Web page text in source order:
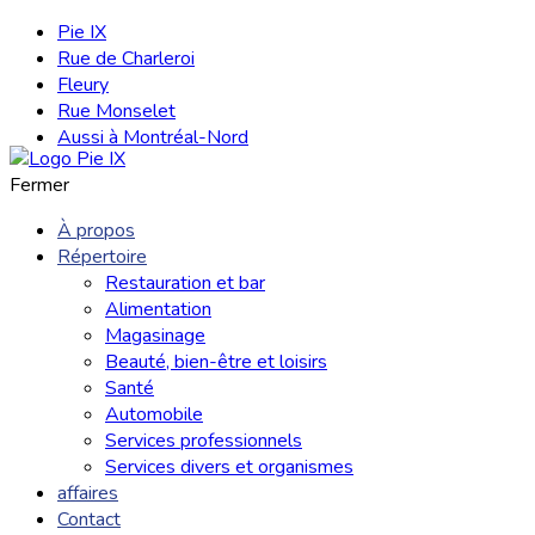
Pie IX
Rue de Charleroi
Fleury
Rue Monselet
Aussi à Montréal-Nord
Fermer
À propos
Répertoire
Restauration et bar
Alimentation
Magasinage
Beauté, bien-être et loisirs
Santé
Automobile
Services professionnels
Services divers et organismes
affaires
Contact